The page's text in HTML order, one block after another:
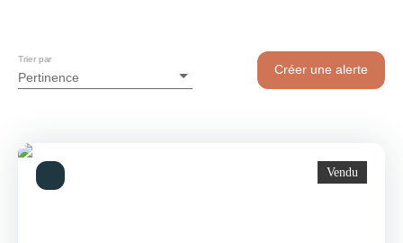
Pertinence
Trier par
Créer une alerte
Vendu